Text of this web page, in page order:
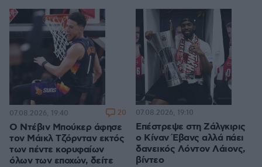
Ο Ντέβιν Μπούκερ άφησε
τον Μάικλ Τζόρνταν εκτός
των πέντε κορυφαίων
όλων των εποχών, δείτε
07.08.2026, 19:40 20
Επέστρεψε στη Ζάλγκιρις
ο Κίναν Έβανς αλλά πάει
δανεικός Λόντον Λάιονς,
βίντεο
07.08.2026, 19:10